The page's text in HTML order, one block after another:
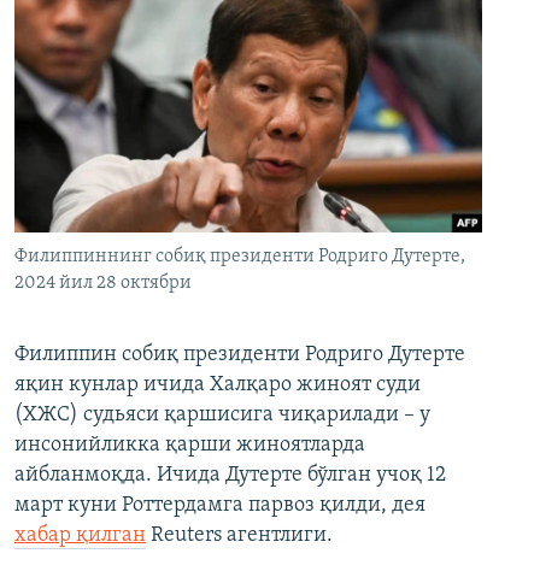
Филиппиннинг собиқ президенти Родриго Дутерте,
2024 йил 28 октябри
Филиппин собиқ президенти Родриго Дутерте
яқин кунлар ичида Халқаро жиноят суди
(ХЖС) судьяси қаршисига чиқарилади – у
инсонийликка қарши жиноятларда
айбланмоқда. Ичида Дутерте бўлган учоқ 12
март куни Роттердамга парвоз қилди, дея
хабар қилган Reuters агентлиги.